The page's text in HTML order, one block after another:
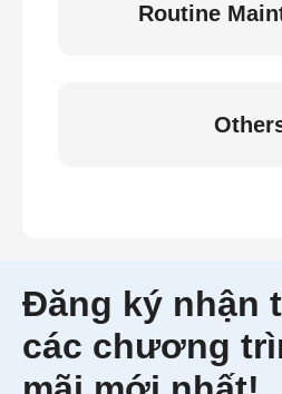
Routine
Đăng ký nhận
các chương